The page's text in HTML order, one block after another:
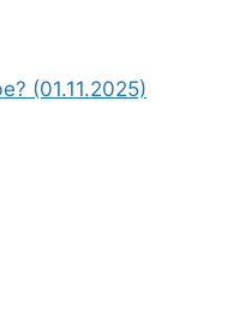
(01.11.2025)